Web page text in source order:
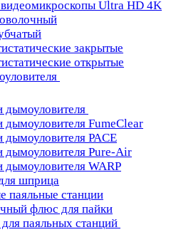
Ultra HD 4K
закрытые
открытые
дымоуловителя
дымоуловителя FumeClear
дымоуловителя PACE
дымоуловителя Pure-Air
дымоуловителя WARP
шприца
паяльные станции
флюс для пайки
паяльных станций